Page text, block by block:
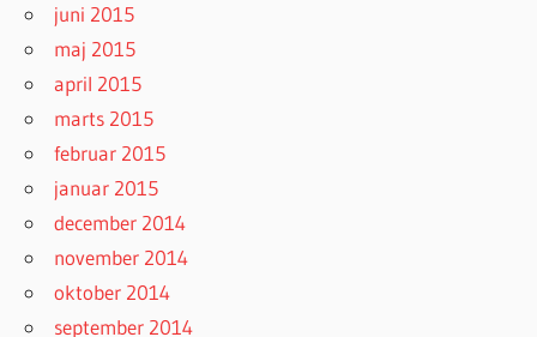
juni 2015
maj 2015
april 2015
marts 2015
februar 2015
januar 2015
december 2014
november 2014
oktober 2014
september 2014